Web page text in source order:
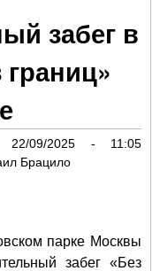
забег в
22/09/2025 - 11:05
Брацило
парке Москвы
забег «Без